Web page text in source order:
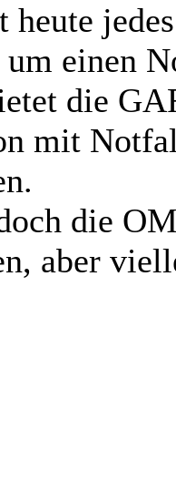
heute
einen
die
mit
die
aber